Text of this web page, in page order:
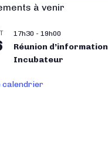
à venir
17h30 -19h00
Réunion d’information
Incubateur
calendrier